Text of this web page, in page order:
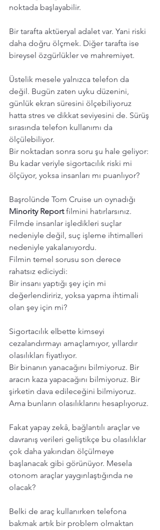
noktada başlayabilir.
Bir tarafta aktüeryal adalet var. Yani riski
daha doğru ölçmek. Diğer tarafta ise
bireysel özgürlükler ve mahremiyet.
Üstelik mesele yalnızca telefon da
değil. Bugün zaten uyku düzenini,
günlük ekran süresini ölçebiliyoruz
hatta stres ve dikkat seviyesini de. Sürüş
sırasında telefon kullanımı da
ölçülebiliyor.
Bir noktadan sonra soru şu hale geliyor:
Bu kadar veriyle sigortacılık riski mi
ölçüyor, yoksa insanları mı puanlıyor?
Başrolünde Tom Cruise un oynadığı
Minority Report filmini hatırlarsınız.
Filmde insanlar işledikleri suçlar
nedeniyle değil, suç işleme ihtimalleri
nedeniyle yakalanıyordu.
Filmin temel sorusu son derece
rahatsız ediciydi:
Bir insanı yaptığı şey için mi
değerlendiririz, yoksa yapma ihtimali
olan şey için mi?
Sigortacılık elbette kimseyi
cezalandırmayı amaçlamıyor, yıllardır
olasılıkları fiyatlıyor.
Bir binanın yanacağını bilmiyoruz. Bir
aracın kaza yapacağını bilmiyoruz. Bir
şirketin dava edileceğini bilmiyoruz.
Ama bunların olasılıklarını hesaplıyoruz.
Fakat yapay zekâ, bağlantılı araçlar ve
davranış verileri geliştikçe bu olasılıklar
çok daha yakından ölçülmeye
başlanacak gibi görünüyor. Mesela
otonom araçlar yaygınlaştığında ne
olacak?
Belki de araç kullanırken telefona
bakmak artık bir problem olmaktan